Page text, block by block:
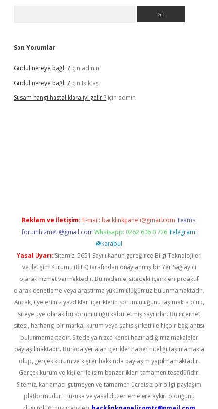
Son Yorumlar
Gudul nereye bağlı ? için admin
Gudul nereye bağlı ? için Işıktaş
Susam hangi hastalıklara iyi gelir ? için admin
Reklam ve İletişim: E-mail: backlinkpaneli@gmail.com Teams:
forumhizmeti@gmail.com Whatsapp: 0262 606 0 726 Telegram:
@karabul
Yasal Uyarı: Sitemiz, 5651 Sayılı Kanun gereğince Bilgi Teknolojileri
ve İletişim Kurumu (BTK) tarafından onaylanmış bir Yer Sağlayıcı
olarak hizmet vermektedir. Bu nedenle, sitedeki içerikleri proaktif
olarak denetleme veya araştırma yükümlülüğümüz bulunmamaktadır.
Ancak, üyelerimiz yazdıkları içeriklerin sorumluluğunu taşımakta olup,
siteye üye olarak bu sorumluluğu kabul etmiş sayılırlar. Bu internet
sitesi, herhangi bir marka, kurum veya şahıs şirketi ile hiçbir bağlantısı
bulunmamaktadır. Sitede yalnızca kendi hazırladığımız makaleler
paylaşılmaktadır. Burada yer alan içerikler haber niteliği taşımamakta
olup, gerçek kurum ve kişiler hakkında paylaşım yapılmamaktadır.
Gerçek kurum ve kişiler ile isim benzerlikleri tamamen tesadüfidir.
Sitemiz, kar amacı gütmeyen ve tamamen ücretsiz bir bilgi paylaşım
platformudur. Hukuka ve yasal düzenlemelere aykırı olduğunu